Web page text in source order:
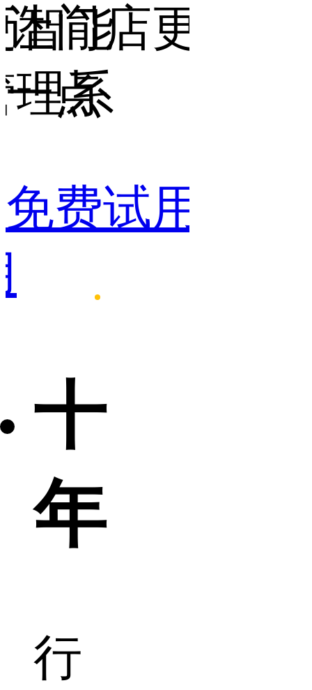
智能
理系
让门店更省力
一点
免费试用
十
年
行